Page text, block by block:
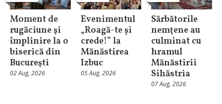
Moment de
rugăciune şi
împlinire la o
biserică din
Bucureşti
02 Aug, 2026
Evenimentul
„Roagă-te și
crede!” la
Mănăstirea
Izbuc
05 Aug, 2026
Sărbătorile
nemţene au
culminat cu
hramul
Mănăstirii
Sihăstria
07 Aug, 2026